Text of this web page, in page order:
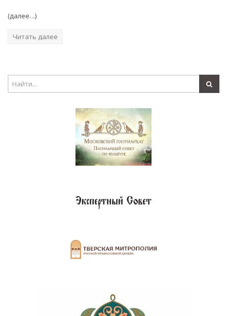
(далее…)
Читать далее